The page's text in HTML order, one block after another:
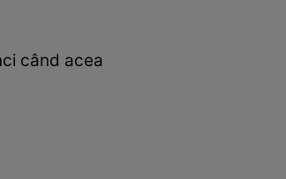
când acea